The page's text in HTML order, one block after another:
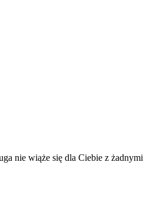
nie wiąże się dla Ciebie z